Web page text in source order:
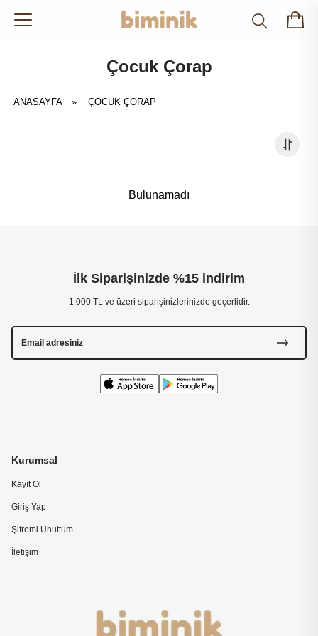
Çocuk Çorap
ANASAYFA » ÇOCUK ÇORAP
Bulunamadı
Kurumsal
Kayıt Ol
Giriş Yap
Şifremi Unuttum
İletişim
İlk Siparişinizde %15 indirim
1.000 TL ve üzeri siparişinizlerinizde geçerlidir.